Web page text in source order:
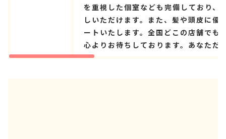
を重視した個室なども完備しており、
しいただけます。また、髪や頭皮に
ートいたします。全国どこの店舗でも
心よりお待ちしております。あなた